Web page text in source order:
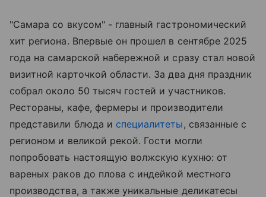
"Самара со вкусом" - главный гастрономический
хит региона. Впервые он прошел в сентябре 2025
года на самарской набережной и сразу стал новой
визитной карточкой области. За два дня праздник
собрал около 50 тысяч гостей и участников.
Рестораны, кафе, фермеры и производители
представили блюда и специалитеты , связанные с
регионом и великой рекой. Гости могли
попробовать настоящую волжскую кухню: от
вареных раков до плова с индейкой местного
производства, а также уникальные деликатесы